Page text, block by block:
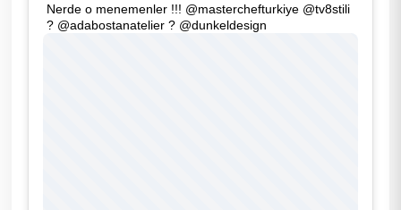
Nerde o menemenler !!! @masterchefturkiye @tv8stili
? @adabostanatelier ? @dunkeldesign